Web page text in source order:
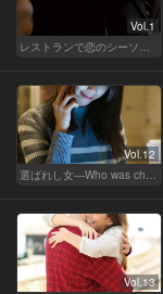
Vol.1
レストランで恋のシーソーゲーム（WOMAN）
Vol.12
選ばれし女―Who was chosen？―
Vol.13